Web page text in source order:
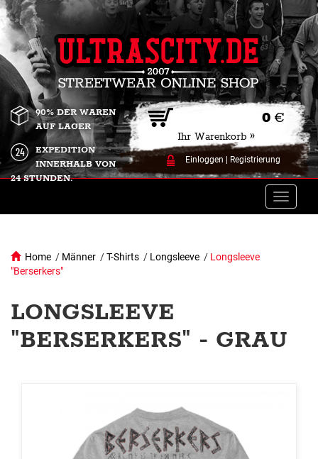
0 €
Ihr Warenkorb »
Einloggen Registrierung
90% DER WAREN
AUF LAGER
EXPEDITION
INNERHALB VON
24 STUNDEN.
Toggle
Home / Männer /T-Shirts / Longsleeve / Longsleeve
"Berserkers"
LONGSLEEVE
"BERSERKERS" - GRAU